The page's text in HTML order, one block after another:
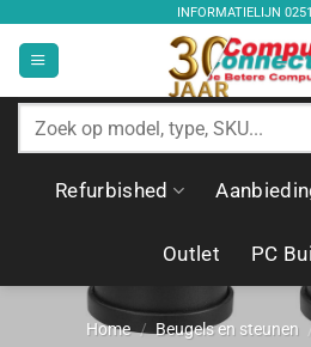
inhoud
INFORMATIELIJN
Zoek
producten
Refurbished
Outlet PC
Home / Beugels en steunen